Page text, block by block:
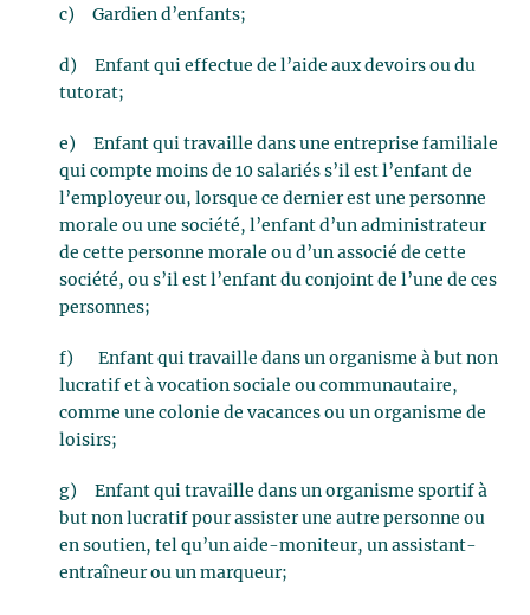
c) Gardien d’enfants;
d) Enfant qui effectue de l’aide aux devoirs ou du
tutorat;
e) Enfant qui travaille dans une entreprise familiale
qui compte moins de 10 salariés s’il est l’enfant de
l’employeur ou, lorsque ce dernier est une personne
morale ou une société, l’enfant d’un administrateur
de cette personne morale ou d’un associé de cette
société, ou s’il est l’enfant du conjoint de l’une de ces
personnes;
f) Enfant qui travaille dans un organisme à but non
lucratif et à vocation sociale ou communautaire,
comme une colonie de vacances ou un organisme de
loisirs;
g) Enfant qui travaille dans un organisme sportif à
but non lucratif pour assister une autre personne ou
en soutien, tel qu’un aide-moniteur, un assistant-
entraîneur ou un marqueur;